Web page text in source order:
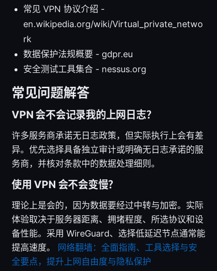
常见 VPN 协议介绍 -
en.wikipedia.org/wiki/Virtual_private_netwo
rk
数据保护法规概要 - gdpr.eu
安全测试工具集合 - nessus.org
常见问题解答
VPN 会不会记录我的上网日志？
许多服务商承诺无日志政策，但实际执行上会有差
异。优先选择具备独立审计或明确无日志承诺的服
务商，并核对条款中的数据处理细则。
使用 VPN 会不会变慢？
理论上是会的，因为数据要经过中转与加密。实际
体验取决于服务器距离、拥堵程度、所选协议和设
备性能。采用 WireGuard、选择低延迟节点通常能
提高速度。
网络翻墙：全面指南、工具选择与安
全要点，提升上网自由度与隐私保护